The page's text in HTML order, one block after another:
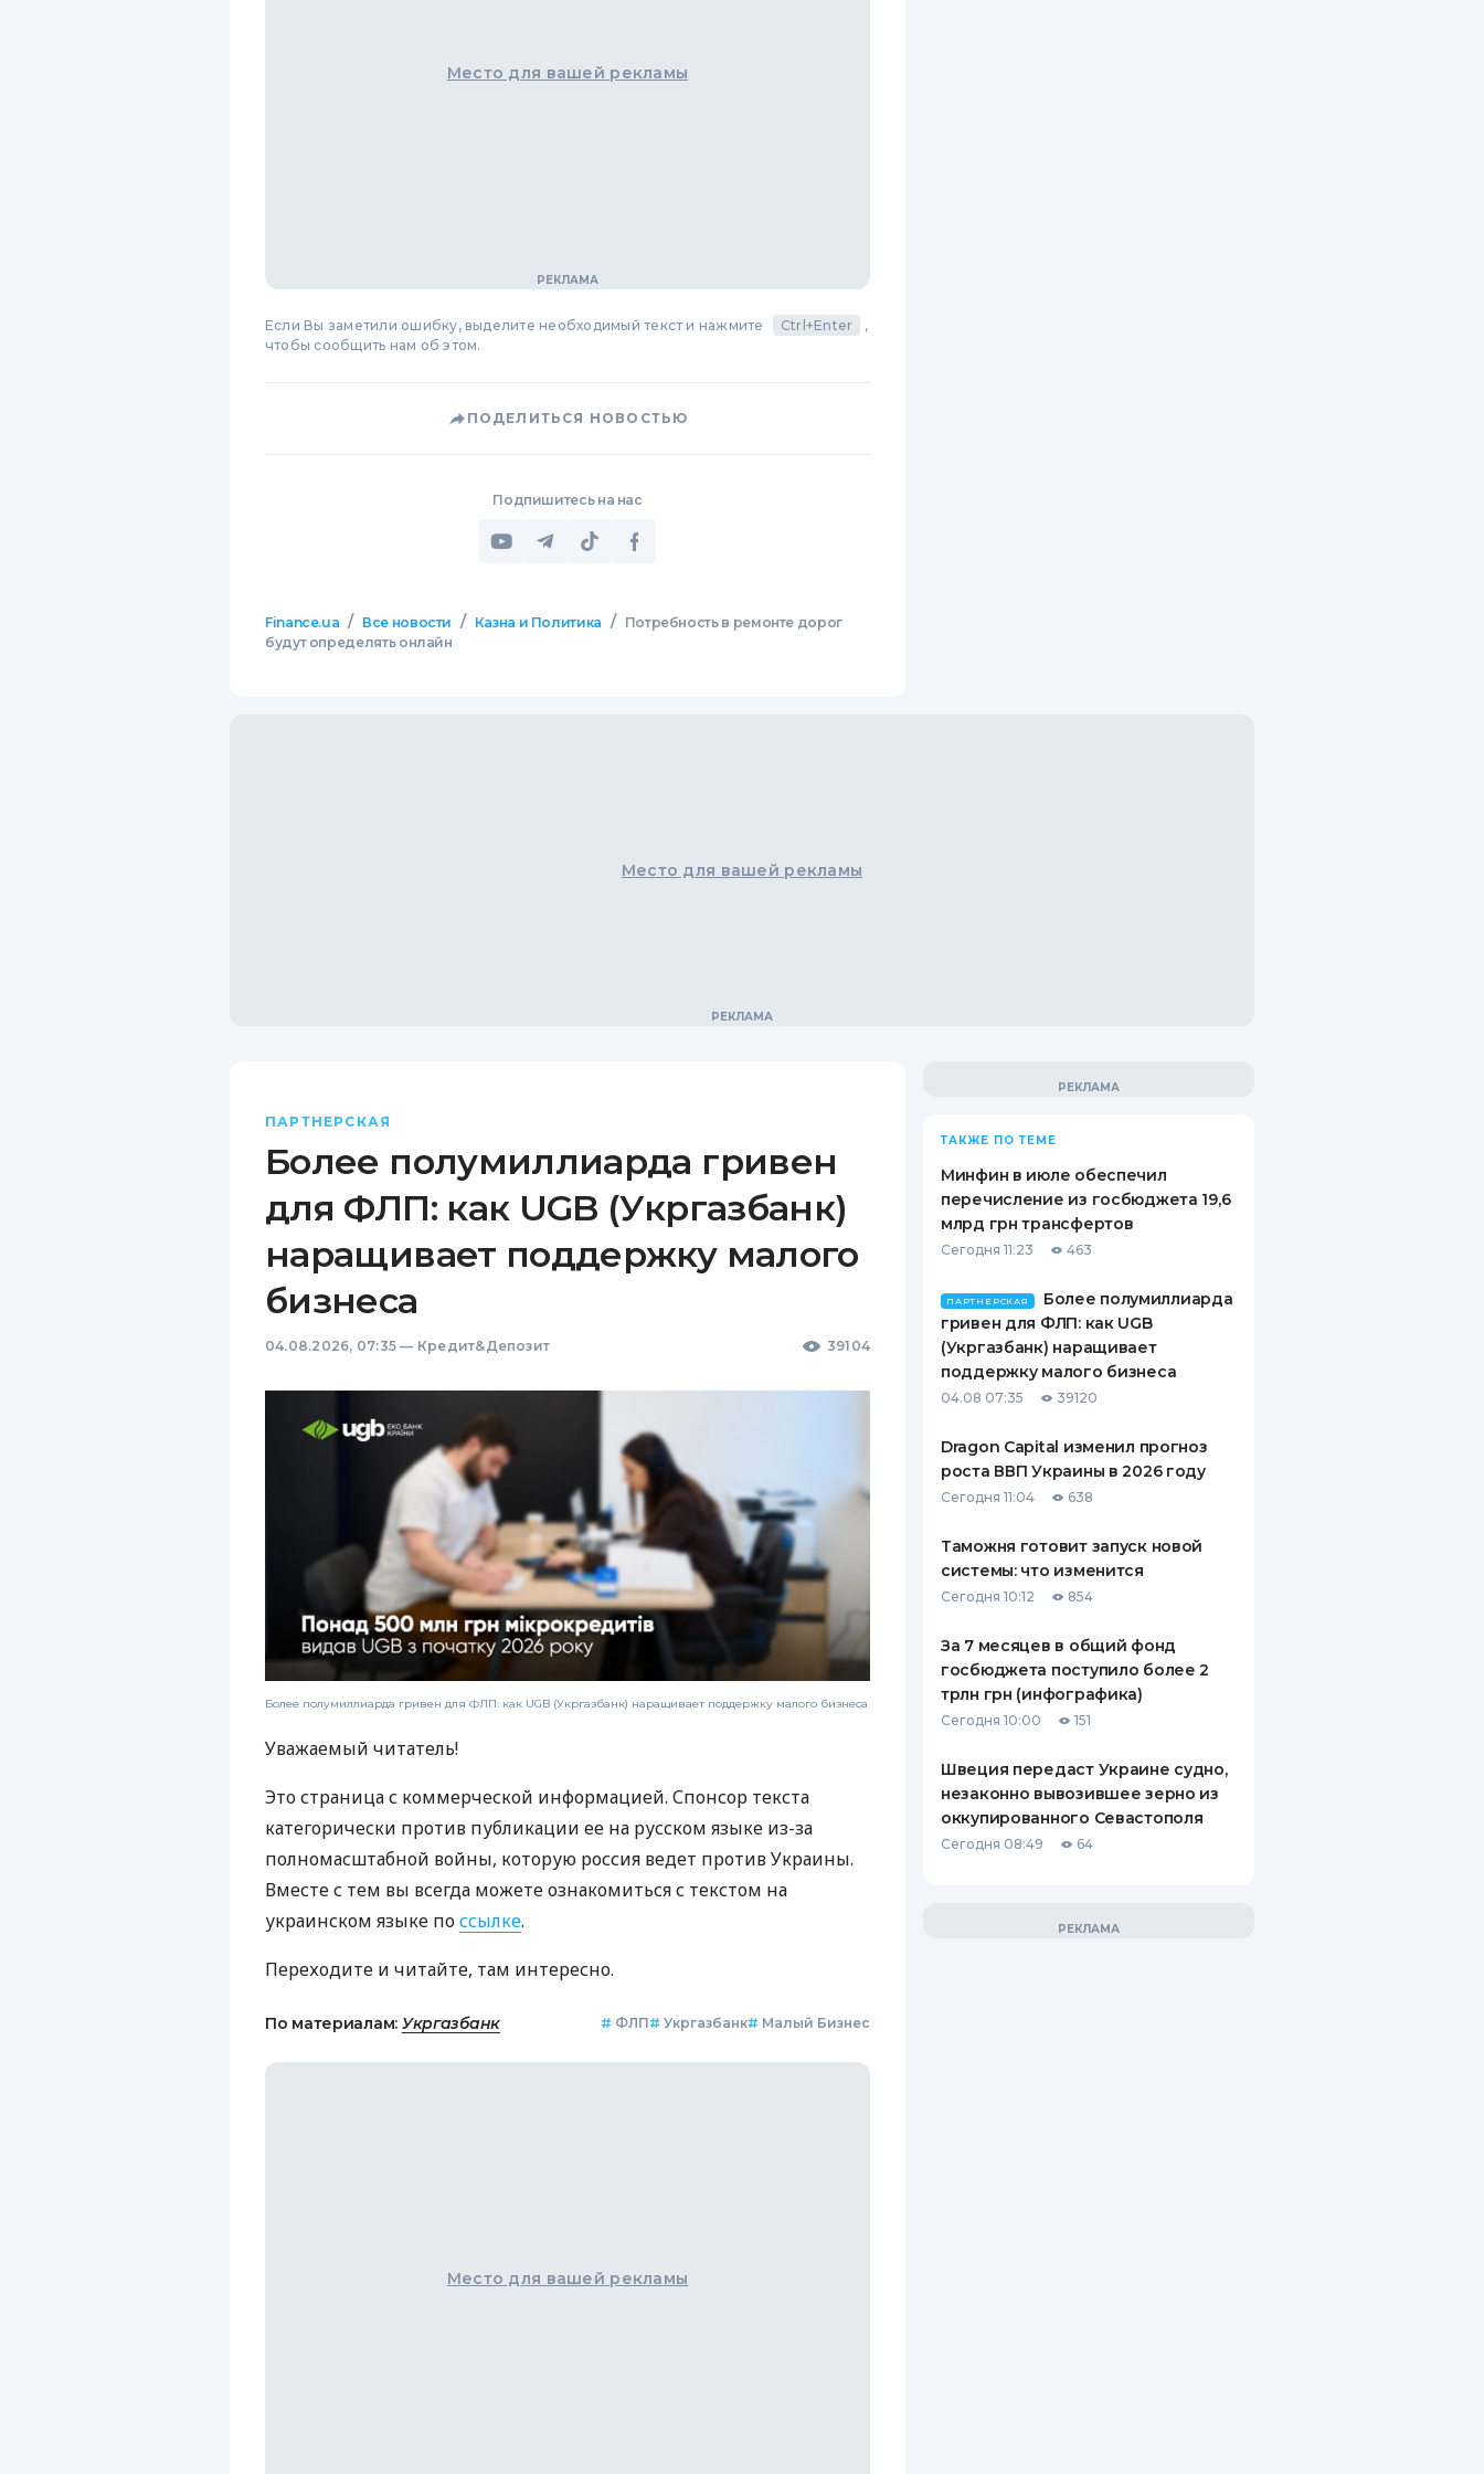
Место для вашей рекламы
Если Вы заметили ошибку, выделите необходимый текст и нажмите Ctrl+Enter
,
чтобы сообщить нам об этом.
ПОДЕЛИТЬСЯ НОВОСТЬЮ
Подпишитесь на нас
Finance.ua / Все новости / Казна и Политика /
Потребность в ремонте дорог
будут определять онлайн
Место для вашей рекламы
ПАРТНЕРСКАЯ
Более полумиллиарда гривен
для ФЛП: как UGB (Укргазбанк)
наращивает поддержку малого
бизнеса
04.08.2026, 07:35 — Кредит&Депозит 39104
Более полумиллиарда гривен для ФЛП: как UGB (Укргазбанк) наращивает поддержку малого бизнеса
Уважаемый читатель!
Это страница с коммерческой информацией. Спонсор текста
категорически против публикации ее на русском языке из-за
полномасштабной войны, которую россия ведет против Украины.
Вместе с тем вы всегда можете ознакомиться с текстом на
украинском языке поссылке.
Переходите и читайте, там интересно.
По материалам: Укргазбанк # ФЛП# Укргазбанк# Малый Бизнес
Место для вашей рекламы
ТАКЖЕ ПО ТЕМЕ
Минфин в июле обеспечил
перечисление из госбюджета 19,6
млрд грн трансфертов
Сегодня 11:23 463
ПАРТНЕРСКАЯ
Более полумиллиарда
гривен для ФЛП: как UGB
(Укргазбанк) наращивает
поддержку малого бизнеса
04.08 07:35 39120
Dragon Capital изменил прогноз
роста ВВП Украины в 2026 году
Сегодня 11:04 638
Таможня готовит запуск новой
системы: что изменится
Сегодня 10:12 854
За 7 месяцев в общий фонд
госбюджета поступило более 2
трлн грн (инфографика)
Сегодня 10:00 151
Швеция передаст Украине судно,
незаконно вывозившее зерно из
оккупированного Севастополя
Сегодня 08:49 64